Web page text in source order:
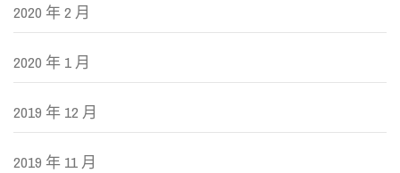
2020 年 2 月
2020 年 1 月
2019 年 12 月
2019 年 11 月